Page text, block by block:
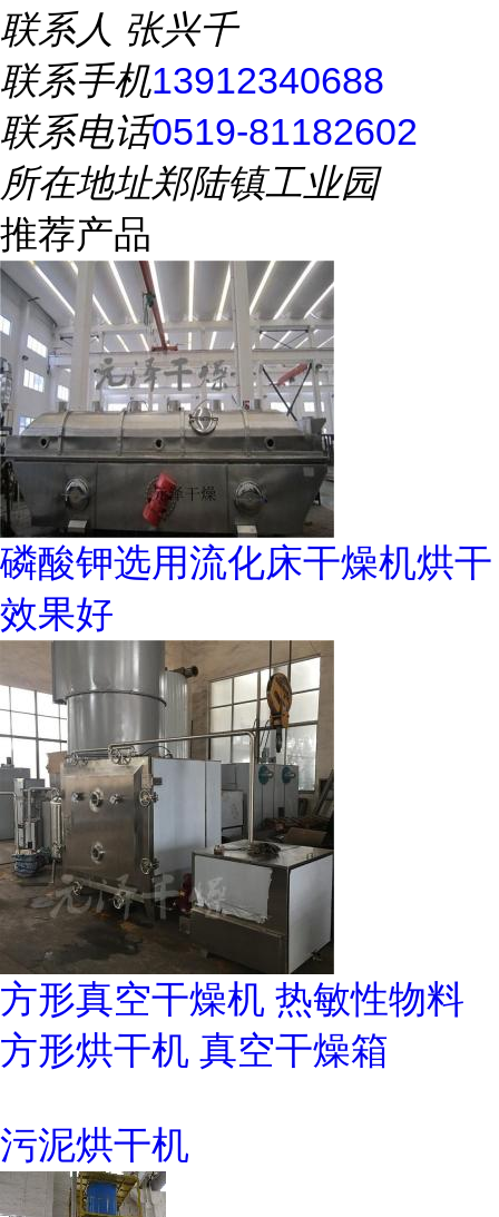
联系人 张兴千
联系手机13912340688
联系电话0519-81182602
所在地址郑陆镇工业园
推荐产品
磷酸钾选用流化床干燥机烘干
效果好
方形真空干燥机 热敏性物料
方形烘干机 真空干燥箱
污泥烘干机